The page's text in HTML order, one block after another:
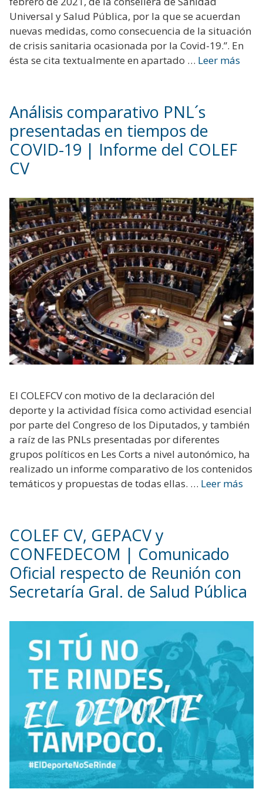
Universal y Salud Pública, por la que se acuerdan
nuevas medidas, como consecuencia de la situación
de crisis sanitaria ocasionada por la Covid-19.”. En
ésta se cita textualmente en apartado … Leer más
Análisis comparativo PNL´s
presentadas en tiempos de
COVID-19 | Informe del COLEF
CV
El COLEFCV con motivo de la declaración del
deporte y la actividad física como actividad esencial
por parte del Congreso de los Diputados, y también
a raíz de las PNLs presentadas por diferentes
grupos políticos en Les Corts a nivel autonómico, ha
realizado un informe comparativo de los contenidos
temáticos y propuestas de todas ellas. … Leer más
COLEF CV, GEPACV y
CONFEDECOM | Comunicado
Oficial respecto de Reunión con
Secretaría Gral. de Salud Pública